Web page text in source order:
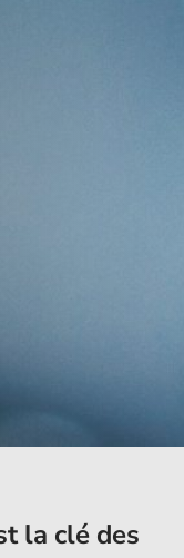
la clé des